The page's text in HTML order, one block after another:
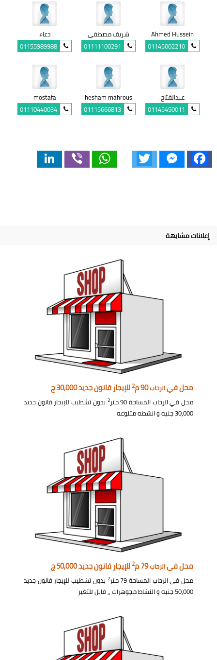
Ahmed Hussein
01145002210
شريف مصطفى
01111100291
دعاء
01155989988
عبدالفتاح
01145450011
hesham mahrous
01115666813
mostafa
01110440034
Facebook
Messenger
WhatsApp
إعلانات مشابهة
محل فيالرحاب90 م 2للإيجار قانون جديد 30,000 ج
محل في الرحاب المساحة 90 متر 2 بدون تشطيب للإيجار قانون جديد
30,000 جنيه و انشطه متنوعه
محل فيالرحاب79 م 2للإيجار قانون جديد 50,000 ج
محل في الرحاب المساحة 79 متر 2 بدون تشطيب للإيجار قانون جديد
50,000 جنيه و النشاط مجوهرات ,, قابل للتغير